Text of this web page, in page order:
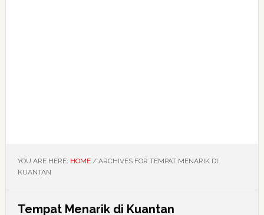
YOU ARE HERE: HOME /ARCHIVES FOR TEMPAT MENARIK DI
KUANTAN
Tempat Menarik di Kuantan